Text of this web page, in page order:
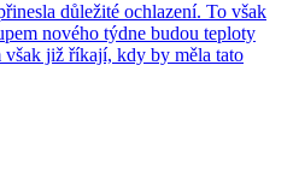
důležité ochlazení. To však
nového týdne budou teploty
však již říkají, kdy by měla tato